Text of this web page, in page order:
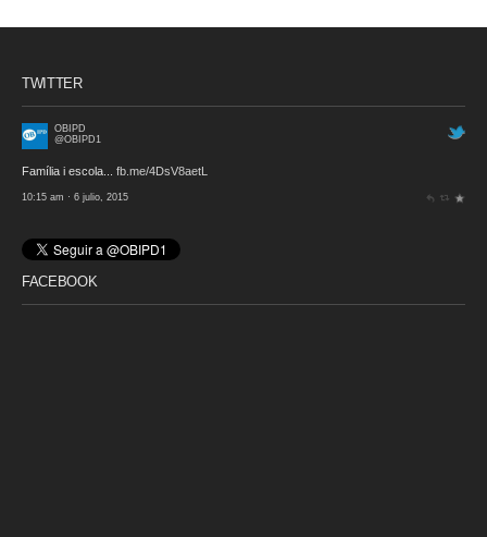
TWITTER
OBIPD
@OBIPD1
Família i escola... fb.me/4DsV8aetL
10:15 am · 6 julio, 2015
FACEBOOK